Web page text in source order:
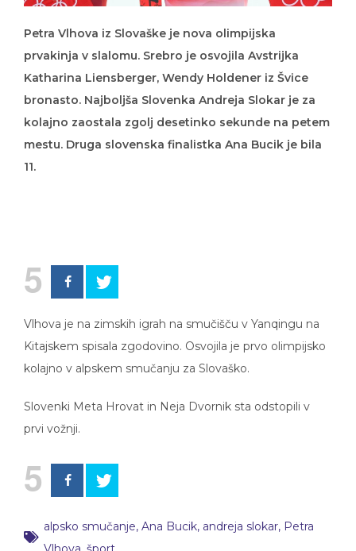
Petra Vlhova iz Slovaške je nova olimpijska
prvakinja v slalomu. Srebro je osvojila Avstrijka
Katharina Liensberger, Wendy Holdener iz Švice
bronasto. Najboljša Slovenka Andreja Slokar je za
kolajno zaostala zgolj desetinko sekunde na petem
mestu. Druga slovenska finalistka Ana Bucik je bila
11.
5
Vlhova je na zimskih igrah na smučišču v Yanqingu na
Kitajskem spisala zgodovino. Osvojila je prvo olimpijsko
kolajno v alpskem smučanju za Slovaško.
Slovenki Meta Hrovat in Neja Dvornik sta odstopili v
prvi vožnji.
5
alpsko smučanje, Ana Bucik, andreja slokar, Petra